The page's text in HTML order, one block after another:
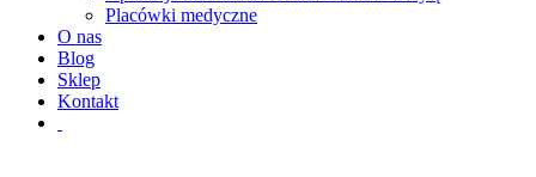
Placówki medyczne
O nas
Blog
Sklep
Kontakt